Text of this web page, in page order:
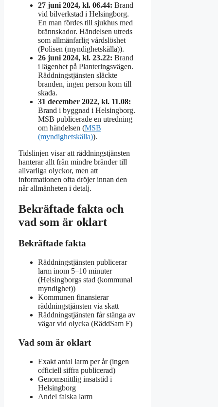
27 juni 2024, kl. 06.44: Brand
vid bilverkstad i Helsingborg.
En man fördes till sjukhus med
brännskador. Händelsen utreds
som allmänfarlig vårdslöshet
(Polisen (myndighetskälla)).
26 juni 2024, kl. 23.22: Brand
i lägenhet på Planteringsvägen.
Räddningstjänsten släckte
branden, ingen person kom till
skada.
31 december 2022, kl. 11.08:
Brand i byggnad i Helsingborg.
MSB publicerade en utredning
om händelsen (MSB
(myndighetskälla)).
Tidslinjen visar att räddningstjänsten
hanterar allt från mindre bränder till
allvarliga olyckor, men att
informationen ofta dröjer innan den
når allmänheten i detalj.
Bekräftade fakta och
vad som är oklart
Bekräftade fakta
Räddningstjänsten publicerar
larm inom 5–10 minuter
(Helsingborgs stad (kommunal
myndighet))
Kommunen finansierar
räddningstjänsten via skatt
Räddningstjänsten får stänga av
vägar vid olycka (RäddSam F)
Vad som är oklart
Exakt antal larm per år (ingen
officiell siffra publicerad)
Genomsnittlig insatstid i
Helsingborg
Andel falska larm